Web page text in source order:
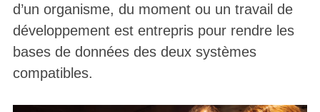
d’un organisme, du moment ou un travail de
développement est entrepris pour rendre les
bases de données des deux systèmes
compatibles.